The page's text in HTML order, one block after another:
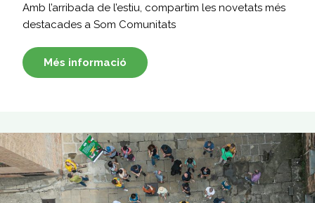
Amb l’arribada de l’estiu, compartim les novetats més
destacades a Som Comunitats
Més informació